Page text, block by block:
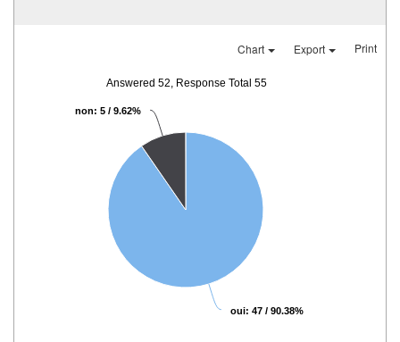
Chart Export Print
Answered 52, Response Total 55
oui: 47 / 90.38%
non: 5 / 9.62%